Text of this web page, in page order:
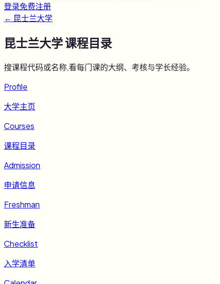
登录免费注册
← 昆士兰大学
昆士兰大学课程目录
搜课程代码或名称,看每门课的大纲、考核与学长经验。
Profile
大学主页
Courses
课程目录
Admission
申请信息
Freshman
新生准备
Checklist
入学清单